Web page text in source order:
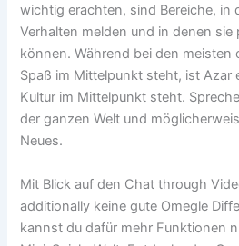
wichtig erachten, sind Bereiche, in
Verhalten melden und in denen sie
können. Während bei den
Spaß im Mittelpunkt steht, ist Azar
Kultur im Mittelpunkt steht.
der ganzen Welt und
Neues.
Mit Blick auf den Chat through
additionally keine gute Omegle
kannst du dafür mehr Funktionen